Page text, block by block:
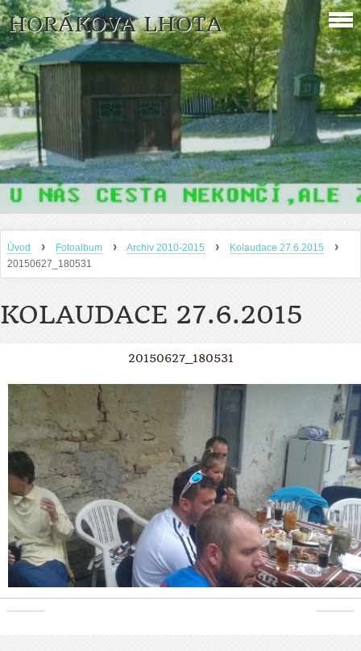
HORÁKOVA LHOTA
Úvod › Fotoalbum › Archiv 2010-2015 › Kolaudace 27.6.2015 ›
20150627_180531
KOLAUDACE 27.6.2015
20150627_180531